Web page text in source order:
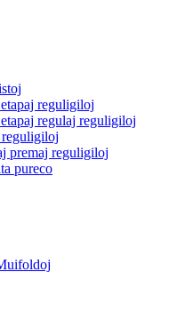
reguligiloj
regulaj reguligiloj
premaj reguligiloj
pureco